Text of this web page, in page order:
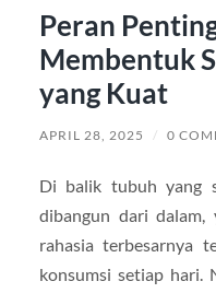
Peran
Membentuk
yang Kuat
APRIL 28, 2025 / 0
Di balik tubuh yang
dibangun dari dalam,
rahasia terbesarnya
konsumsi setiap hari.